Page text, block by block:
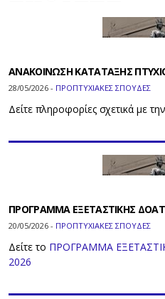
ΑΝΑΚΟΙΝΩΣΗ ΚΑΤΑΤΑΞΗΣ
28/05/2026 - ΠΡΟΠΤΥΧΙΑΚΕΣ ΣΠΟΥΔΕΣ
Δείτε πληροφορίες σχετικά με
ΠΡΟΓΡΑΜΜΑ ΕΞΕΤΑΣΤΙΚΗΣ
20/05/2026 - ΠΡΟΠΤΥΧΙΑΚΕΣ ΣΠΟΥΔΕΣ
Δείτε το ΠΡΟΓΡΑΜΜΑ
2026